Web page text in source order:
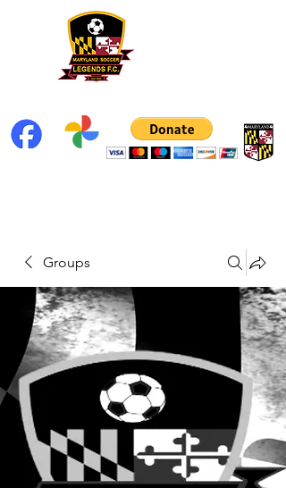
Groups